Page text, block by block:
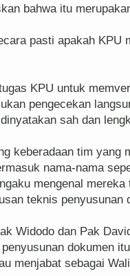
bahwa itu
pasti apakah KPU
KPU untuk
pengecekan
sah dan
keberadaan tim yang
nama-nama
mengenal
teknis penyusunan
Widodo dan Pak
dokumen
menjabat sebagai